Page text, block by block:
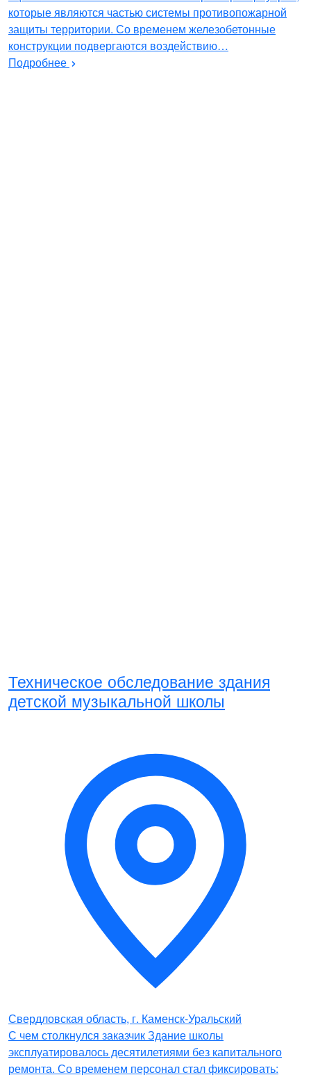
которые являются частью системы противопожарной
защиты территории. Со временем железобетонные
конструкции подвергаются воздействию…
Подробнее
Техническое обследование здания
детской музыкальной школы
Свердловская область, г. Каменск-Уральский
С чем столкнулся заказчик Здание школы
эксплуатировалось десятилетиями без капитального
ремонта. Со временем персонал стал фиксировать: